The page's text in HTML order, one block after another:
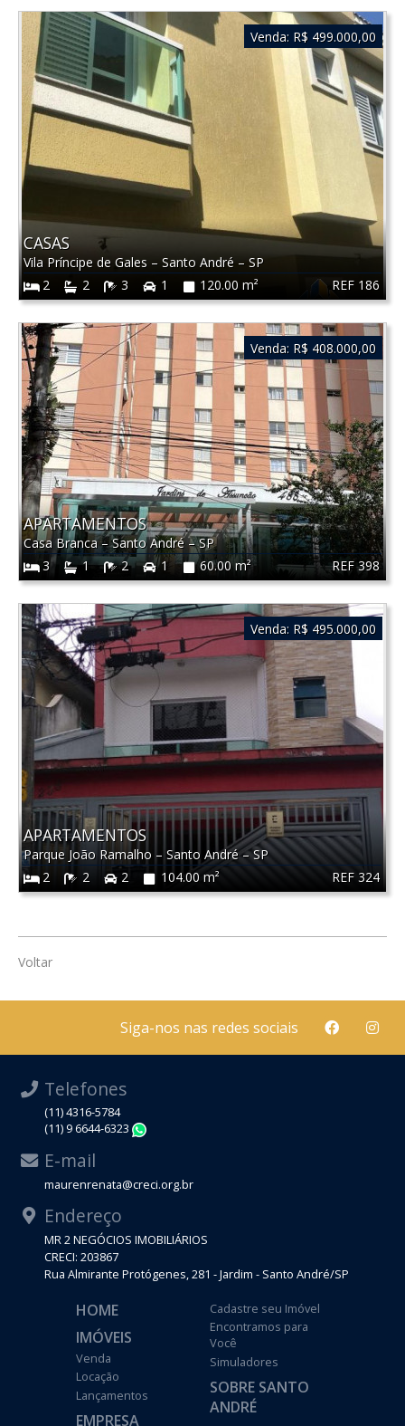
REF 186
CASAS
Vila Príncipe de Gales – Santo André – SP
2
2 3 1 120.00 m²
Venda: R$ 499.000,00
REF 398
APARTAMENTOS
Casa Branca–Santo André–SP
3
1 2 1 60.00 m²
Venda: R$ 408.000,00
REF 324
APARTAMENTOS
Parque João Ramalho – Santo André–SP
2
2 2 104.00 m²
Venda: R$ 495.000,00
Voltar
Siga-nos nas redes sociais
Telefones
(11) 4316-5784
(11) 9 6644-6323
E-mail
maurenrenata@creci.org.br
Endereço
MR 2 NEGÓCIOS IMOBILIÁRIOS
CRECI: 203867
Rua Almirante Protógenes, 281 - Jardim - Santo André/SP
HOME
IMÓVEIS
Venda
Locação
Lançamentos
EMPRESA
Cadastre seu Imóvel
Encontramos para
Você
Simuladores
SOBRE SANTO
ANDRÉ